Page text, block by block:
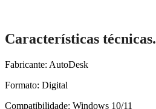
Características técnicas.
Fabricante: AutoDesk
Formato: Digital
Compatibilidade: Windows 10/11